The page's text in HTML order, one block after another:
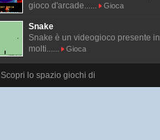
gioco d'arcade......
Gioca
Snake
Snake è un videogioco presente in
molti......
Gioca
Scopri lo spazio giochi di